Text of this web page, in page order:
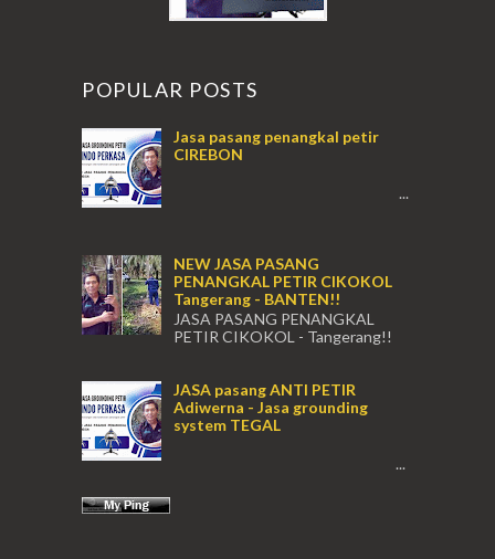
POPULAR POSTS
Jasa pasang penangkal petir
CIREBON
...
NEW JASA PASANG
PENANGKAL PETIR CIKOKOL
Tangerang - BANTEN!!
JASA PASANG PENANGKAL
PETIR CIKOKOL - Tangerang!!
CIKOKOL TANGERANG ...
JASA pasang ANTI PETIR
Adiwerna - Jasa grounding
system TEGAL
...